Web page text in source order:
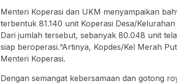
Menteri Koperasi dan UKM menyampaikan
terbentuk 81.140 unit Koperasi Desa/
Dari jumlah tersebut, sebanyak 80.048 unit
siap beroperasi.“Artinya, Kopdes/Kel Merah
Menteri Koperasi.
Dengan semangat kebersamaan dan gotong